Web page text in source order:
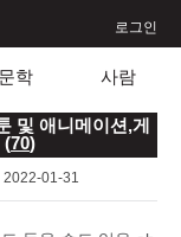
로그인
문학 사람
및 애니메이션,게
(70)
2022-01-31